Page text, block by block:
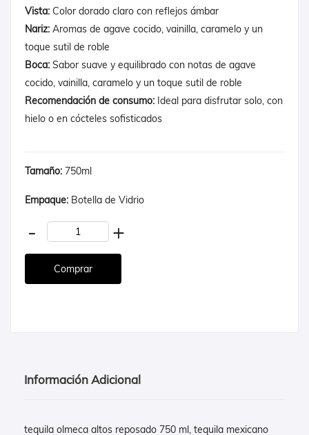
Vista: Color dorado claro con reflejos ámbar
Nariz: Aromas de agave cocido, vainilla, caramelo y un
toque sutil de roble
Boca: Sabor suave y equilibrado con notas de agave
cocido, vainilla, caramelo y un toque sutil de roble
Recomendación de consumo: Ideal para disfrutar solo, con
hielo o en cócteles sofisticados
Tamaño: 750ml
Empaque: Botella de Vidrio
- +
Información Adicional
tequila olmeca altos reposado 750 ml, tequila mexicano